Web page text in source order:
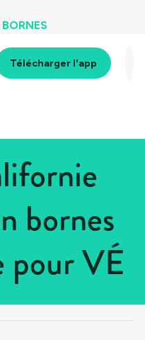
Télécharger l'app
bornes
pour VÉ
Californie